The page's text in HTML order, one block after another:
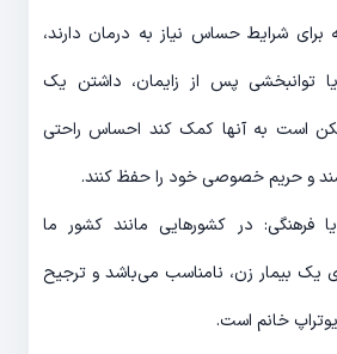
برای شرایط حساس نیاز به درمان دارند،
توانبخشی پس از زایمان، داشتن یک
است به آنها کمک کند احساس راحتی
و حریم خصوصی خود را حفظ کنند.
فرهنگی: در کشورهایی مانند کشور ما
یک بیمار زن، نامناسب می‌باشد و ترجیح
خانم است.